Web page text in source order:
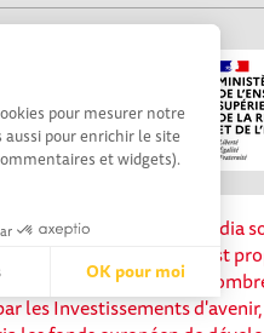
pour mesurer notre
pour enrichir le site
et widgets).
OK pour moi
en Occitanie est le média
du territoire. Elle est
et le soutien de
les Investissements